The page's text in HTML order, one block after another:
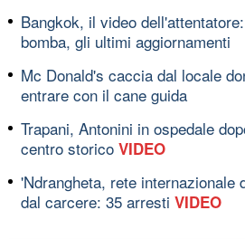
Bangkok, il video
bomba, gli ultimi aggiornamenti
Mc Donald's caccia dal locale
entrare con il cane guida
Trapani, Antonini in ospedale
centro storico VIDEO
'Ndrangheta, rete internazionale
dal carcere: 35 arresti VIDEO